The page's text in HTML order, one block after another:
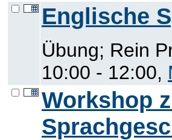
Englische
Übung; Rein
10:00 - 12:00,
Workshop